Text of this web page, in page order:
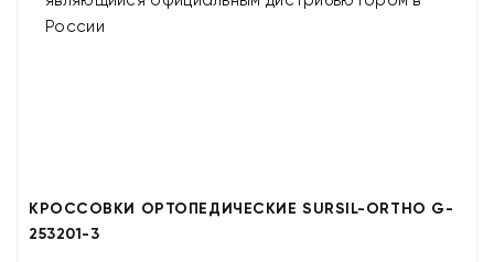
КРОССОВКИ ОРТОПЕДИЧЕСКИЕ SURSIL-ORTHO G-
253201-3